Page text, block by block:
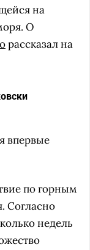
на
О
рассказал на
впервые
по горным
Согласно
недель